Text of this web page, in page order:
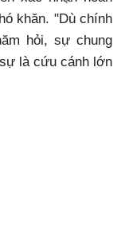
khăn. "Dù chính
hỏi, sự chung
là cứu cánh lớn